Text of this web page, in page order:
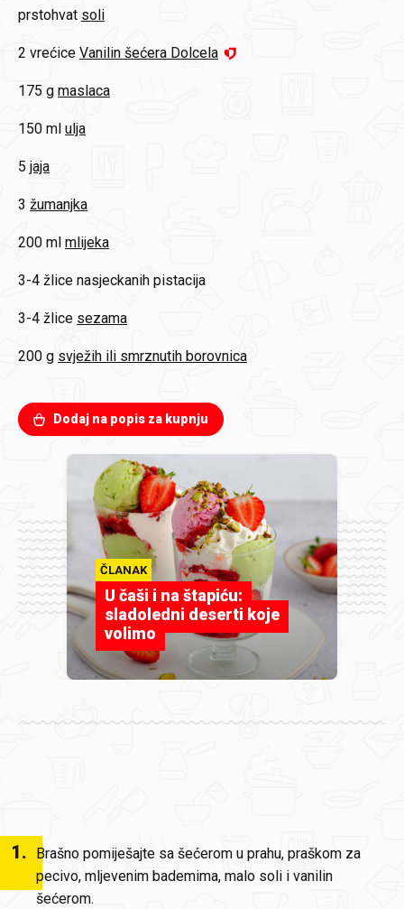
prstohvat soli
2 vrećice Vanilin šećera Dolcela
175 g maslaca
150 ml ulja
5 jaja
3 žumanjka
200 ml mlijeka
3-4 žlice nasjeckanih pistacija
3-4 žlice sezama
200 g svježih ili smrznutih borovnica
Dodaj na popis za kupnju
ČLANAK
U čaši i na štapiću:
sladoledni deserti koje
volimo
1.
Brašno pomiješajte sa šećerom u prahu, praškom za
pecivo, mljevenim bademima, malo soli i vanilin
šećerom.